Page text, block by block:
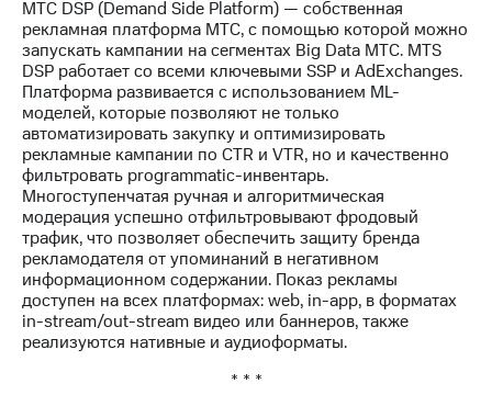
облигаций
Другое
Регистратор
Реквизиты
Контакты
развитие
деловая этика
На главную
МТС DSP (Demand Side Platform) — собственная
рекламная платформа МТС, с помощью которой можно
запускать кампании на сегментах Big Data МТС. MTS
DSP работает со всеми ключевыми SSP и AdExchanges.
Платформа развивается с использованием ML-
моделей, которые позволяют не только
автоматизировать закупку и оптимизировать
рекламные кампании по CTR и VTR, но и качественно
фильтровать programmatic-инвентарь.
Многоступенчатая ручная и алгоритмическая
модерация успешно отфильтровывают фродовый
трафик, что позволяет обеспечить защиту бренда
рекламодателя от упоминаний в негативном
информационном содержании. Показ рекламы
доступен на всех платформах: web, in-app, в форматах
in-stream/out-stream видео или баннеров, также
реализуются нативные и аудиоформаты.
* * *